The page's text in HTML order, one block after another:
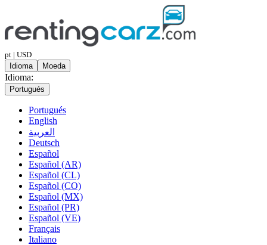
pt | USD
Idioma
Moeda
Idioma:
Portugués
Portugués
English
العربية
Deutsch
Español
Español (AR)
Español (CL)
Español (CO)
Español (MX)
Español (PR)
Español (VE)
Français
Italiano